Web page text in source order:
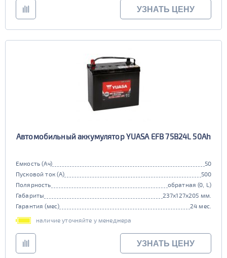
УЗНАТЬ ЦЕНУ
Автомобильный аккумулятор YUASA EFB 75B24L 50Ah
Емкость (Ач)
50
Пусковой ток (А)
500
Полярность
обратная (0, L)
Габариты
237x127x205 мм.
Гарантия (мес)
24 мес.
наличие уточняйте у менеджера
УЗНАТЬ ЦЕНУ